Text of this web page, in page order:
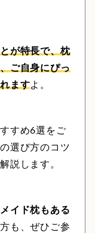
が特長で、枕
ご自身にぴっ
ますよ。
すめ6選をご
選び方のコツ
説します。
イド枕もある
も、ぜひご参